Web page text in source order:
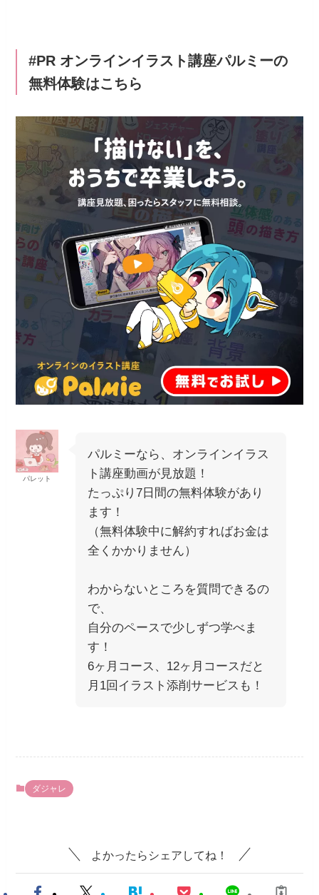
#PR オンラインイラスト講座パルミーの
無料体験はこちら
パレット
パルミーなら、オンラインイラス
ト講座動画が見放題！
たっぷり7日間の無料体験があり
ます！
（無料体験中に解約すればお金は
全くかかりません）
わからないところを質問できるの
で、
自分のペースで少しずつ学べま
す！
6ヶ月コース、12ヶ月コースだと
月1回イラスト添削サービスも！
ダジャレ
よかったらシェアしてね！